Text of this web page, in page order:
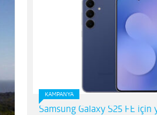
KAMPANYA
Samsung Galaxy S25 FE için